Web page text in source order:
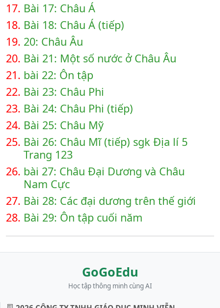
17. Bài 17: Châu Á
18. Bài 18: Châu Á (tiếp)
19. 20: Châu Âu
20. Bài 21: Một số nước ở Châu Âu
21. bài 22: Ôn tập
22. Bài 23: Châu Phi
23. Bài 24: Châu Phi (tiếp)
24. Bài 25: Châu Mỹ
25. Bài 26: Châu Mĩ (tiếp) sgk Địa lí 5
Trang 123
26. bài 27: Châu Đại Dương và Châu
Nam Cực
27. Bài 28: Các đại dương trên thế giới
28. Bài 29: Ôn tập cuối năm
GoGoEdu
Học tập thông minh cùng AI